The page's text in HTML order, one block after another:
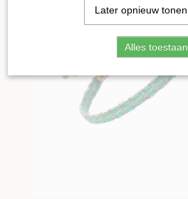
Later opnieuw tonen
Alles toestaan